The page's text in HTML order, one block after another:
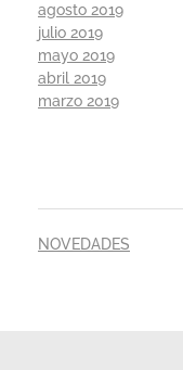
agosto 2019
julio 2019
mayo 2019
abril 2019
marzo 2019
NOVEDADES